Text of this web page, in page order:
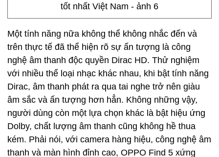
Một tính năng nữa không thể không nhắc đến và
trên thực tế đã thể hiện rõ sự ấn tượng là công
nghệ âm thanh độc quyền Dirac HD. Thử nghiệm
với nhiều thể loại nhạc khác nhau, khi bật tính năng
Dirac, âm thanh phát ra qua tai nghe trở nên giàu
âm sắc và ấn tượng hơn hẳn. Không những vậy,
người dùng còn một lựa chọn khác là bật hiệu ứng
Dolby, chất lượng âm thanh cũng không hề thua
kém. Phải nói, với camera hàng hiệu, công nghệ âm
thanh và màn hình đỉnh cao, OPPO Find 5 xứng